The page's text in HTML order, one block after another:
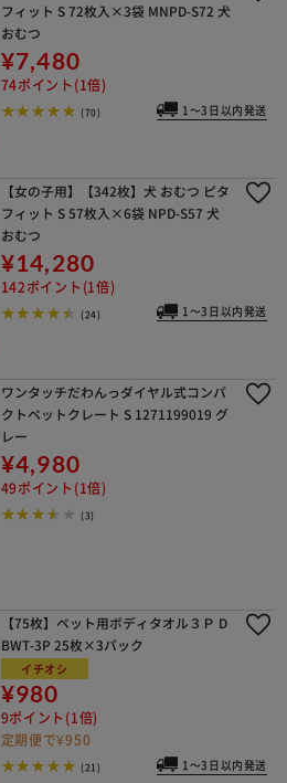
フィット S 72枚入×3袋 MNPD-S72 犬
おむつ
¥7,480
74ポイント(1倍)
(70) 1～3日以内発送
【女の子用】【342枚】犬 おむつ ピタ
フィット S 57枚入×6袋 NPD-S57 犬
おむつ
¥14,280
142ポイント(1倍)
(24) 1～3日以内発送
ワンタッチだわんっダイヤル式コンパ
クトペットクレート S 1271199019 グ
レー
¥4,980
49ポイント(1倍)
(3)
【75枚】ペット用ボディタオル３Ｐ D
BWT-3P 25枚×3パック
イチオシ
¥980
9ポイント(1倍)
定期便で¥950
(21) 1～3日以内発送